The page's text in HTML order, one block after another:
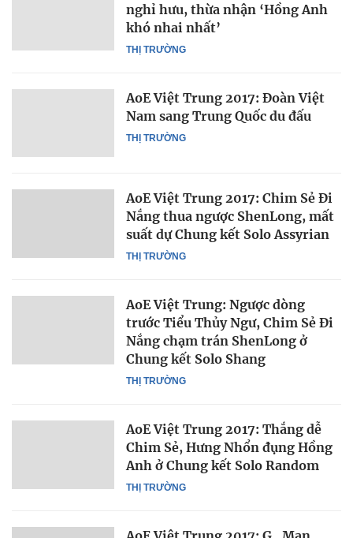
THỊ TRƯỜNG
nghỉ hưu, thừa nhận ‘Hồng Anh
khó nhai nhất’
THỊ TRƯỜNG
AoE Việt Trung 2017: Đoàn Việt
Nam sang Trung Quốc du đấu
THỊ TRƯỜNG
AoE Việt Trung 2017: Chim Sẻ Đi
Nắng thua ngược ShenLong, mất
suất dự Chung kết Solo Assyrian
THỊ TRƯỜNG
AoE Việt Trung: Ngược dòng
trước Tiểu Thủy Ngư, Chim Sẻ Đi
Nắng chạm trán ShenLong ở
Chung kết Solo Shang
THỊ TRƯỜNG
AoE Việt Trung 2017: Thắng dễ
Chim Sẻ, Hưng Nhổn đụng Hồng
Anh ở Chung kết Solo Random